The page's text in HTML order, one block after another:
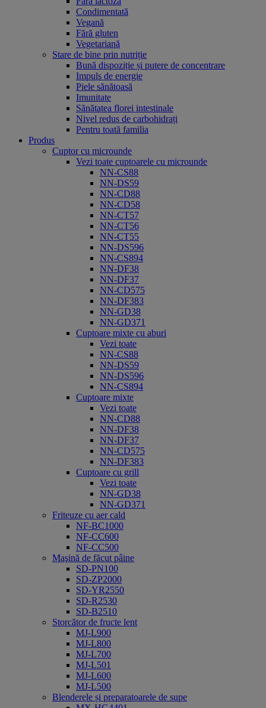
Condimentată
Vegană
Fără gluten
Vegetariană
Stare de bine prin nutriție
Bună dispoziție și putere de concentrare
Impuls de energie
Piele sănătoasă
Imunitate
Sănătatea florei intestinale
Nivel redus de carbohidrați
Pentru toată familia
Produs
Cuptor cu microunde
Vezi toate cuptoarele cu microunde
NN-CS88
NN-DS59
NN-CD88
NN-CD58
NN-CT57
NN-CT56
NN-CT55
NN-DS596
NN-CS894
NN-DF38
NN-DF37
NN-CD575
NN-DF383
NN-GD38
NN-GD371
Cuptoare mixte cu aburi
Vezi toate
NN-CS88
NN-DS59
NN-DS596
NN-CS894
Cuptoare mixte
Vezi toate
NN-CD88
NN-DF38
NN-DF37
NN-CD575
NN-DF383
Cuptoare cu grill
Vezi toate
NN-GD38
NN-GD371
Friteuze cu aer cald
NF-BC1000
NF-CC600
NF-CC500
Maşină de făcut pâine
SD-PN100
SD-ZP2000
SD-YR2550
SD-R2530
SD-B2510
Storcător de fructe lent
MJ-L900
MJ-L800
MJ-L700
MJ-L501
MJ-L600
MJ-L500
Blenderele și preparatoarele de supe